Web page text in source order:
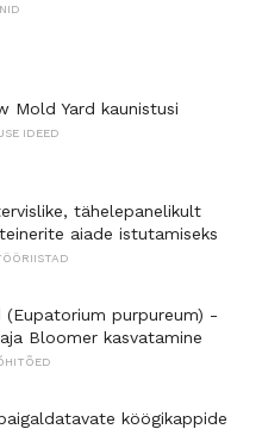
Mold Yard kaunistusi
IDEED
tähelepanelikult
aiade istutamiseks
(Eupatorium purpureum) -
Bloomer kasvatamine
köögikappide